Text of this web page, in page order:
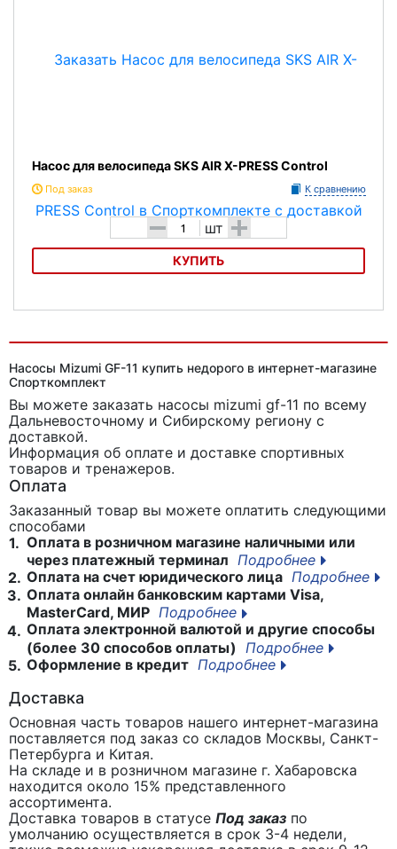
Насос для велосипеда SKS AIR X-PRESS Control
Под заказ К сравнению
- шт +
КУПИТЬ
Насосы Mizumi GF-11 купить недорого в интернет-магазине
Спорткомплект
Вы можете заказать насосы mizumi gf-11 по всему
Дальневосточному и Сибирскому региону с
доставкой.
Информация об оплате и доставке спортивных
товаров и тренажеров.
Оплата
Заказанный товар вы можете оплатить следующими
способами
1. Оплата в розничном магазине наличными или
через платежный терминал Подробнее
2. Оплата на счет юридического лица Подробнее
3. Оплата онлайн банковским картами Visa,
MasterCard, МИР Подробнее
4. Оплата электронной валютой и другие способы
(более 30 способов оплаты)
Подробнее
5. Оформление в кредит Подробнее
Доставка
Основная часть товаров нашего интернет-магазина
поставляется под заказ со складов Москвы, Санкт-
Петербурга и Китая.
На складе и в розничном магазине г. Хабаровска
находится около 15% представленного
ассортимента.
Доставка товаров в статусе Под заказ по
умолчанию осуществляется в срок 3-4 недели,